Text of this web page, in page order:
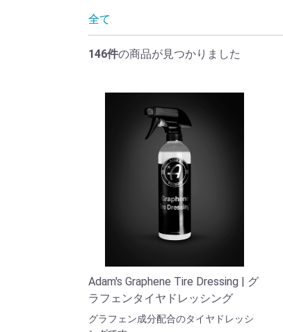
全て
146件の商品が見つかりました
Adam's Graphene Tire Dressing | グ
ラフェンタイヤドレッシング
グラフェン成分配合のタイヤドレッシ